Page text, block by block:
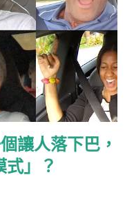
讓人落下巴，
」？